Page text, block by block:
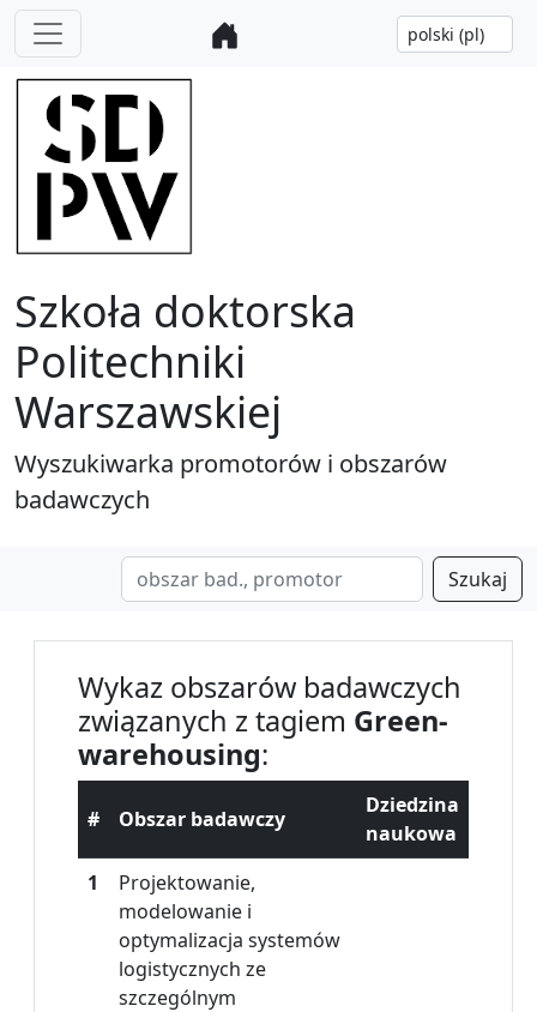
Szkoła doktorska
Politechniki
Warszawskiej
Wyszukiwarka promotorów i obszarów
badawczych
Szukaj
Wykaz obszarów badawczych
związanych z tagiem Green-
warehousing:
# Obszar badawczy
Dziedzina
naukowa
1
Projektowanie,
modelowanie i
optymalizacja systemów
logistycznych ze
szczególnym